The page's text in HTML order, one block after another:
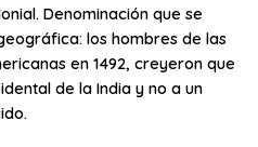
Denominación que se
los hombres de las
en 1492, creyeron que
de la India y no a un